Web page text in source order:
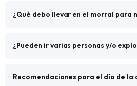
¿Qué debo llevar en el morral para
¿Pueden ir varias personas y/o
Recomendaciones para el día de la